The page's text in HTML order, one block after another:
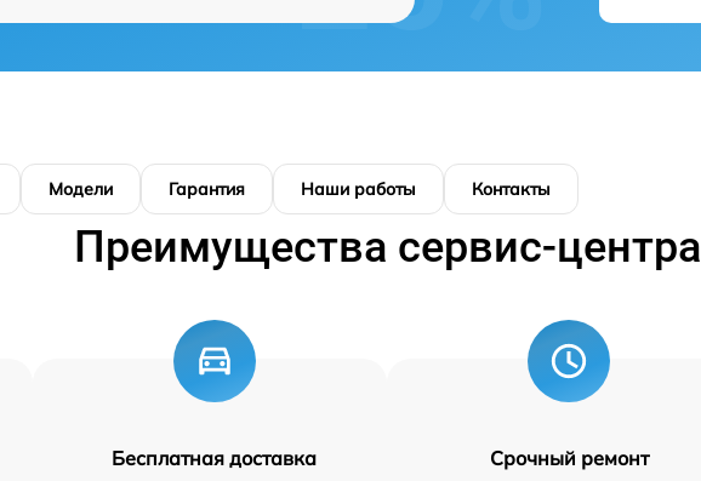
Модели Гарантия Наши работы Контакты
Преимущества сервис-центра
Бесплатная доставка Срочный ремонт